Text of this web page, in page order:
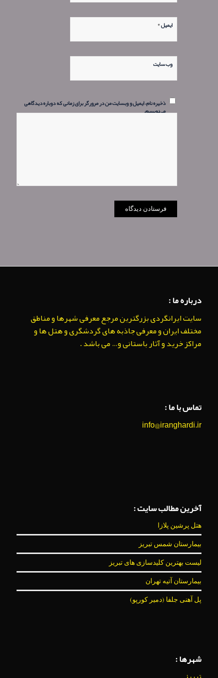
ایمیل*
وب‌ سایت
ذخیره نام، ایمیل و وبسایت من در مرورگر برای زمانی که دوباره دیدگاهی
می‌نویسم.
درباره ما :
سایت ایرانگردی بزرگترین مرجع معرفی شهرها و مناطق
مختلف ایران و معرفی جاذبه های گردشگری و هتل ها و
مراکز خرید و آثار باستانی و… می باشد .
تماس با ما :
info@iranghardi.ir
آخرین مطالب سایت :
هتل پرشین پلازا
بیمارستان شمس تبریز
لیست بهترین کلیدسازی های تبریز
بیمارستان آتیه تهران
پل آهنی جلفا (دمیر کورپو)
شهرها :